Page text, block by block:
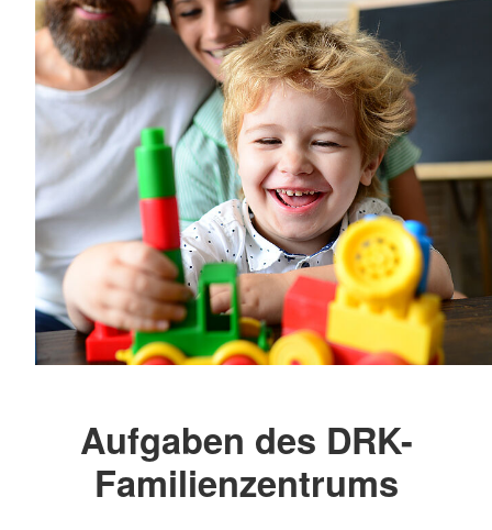
Aufgaben des DRK-
Familienzentrums